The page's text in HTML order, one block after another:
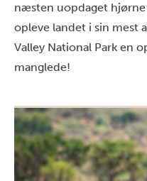
næsten uopdaget hjørne
opleve landet i sin mest
Valley National Park en
manglede!